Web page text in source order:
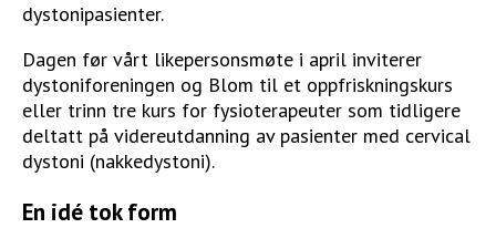
dystonipasienter.
Dagen før vårt likepersonsmøte i april inviterer
dystoniforeningen og Blom til et oppfriskningskurs
eller trinn tre kurs for fysioterapeuter som tidligere
deltatt på videreutdanning av pasienter med cervical
dystoni (nakkedystoni).
En idé tok form